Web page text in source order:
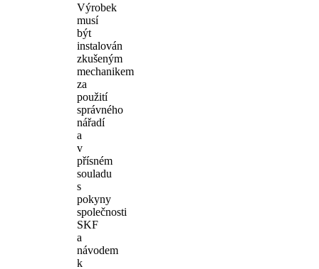
Výrobek
musí
být
instalován
zkušeným
mechanikem
za
použití
správného
nářadí
a
v
přísném
souladu
s
pokyny
společnosti
SKF
a
návodem
k